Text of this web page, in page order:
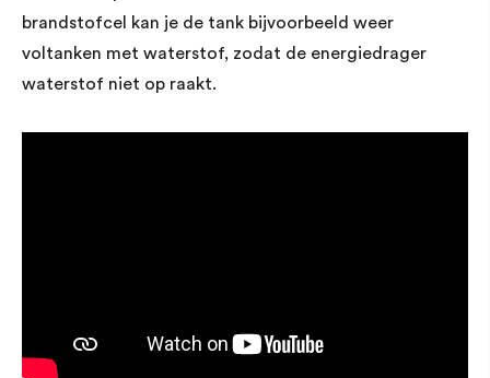
brandstofcel kan je de tank bijvoorbeeld weer
voltanken met waterstof, zodat de energiedrager
waterstof niet op raakt.